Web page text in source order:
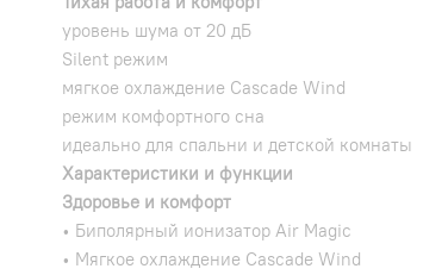
уровень шума от 20 дБ
Silent режим
мягкое охлаждение Cascade Wind
режим комфортного сна
идеально для спальни и детской комнаты
Характеристики и функции
Здоровье и комфорт
• Биполярный ионизатор Air Magic
• Мягкое охлаждение Cascade Wind